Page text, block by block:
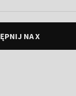
NA X